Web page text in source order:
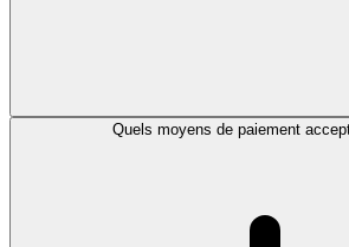
Quels moyens de paiement